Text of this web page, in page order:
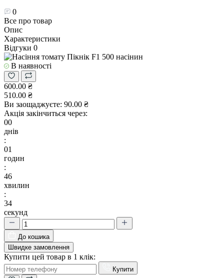
0
Все про товар
Опис
Характеристики
Відгуки 0
В наявності
600.00 ₴
510.00 ₴
Ви заощаджуєте: 90.00 ₴
Акція закінчиться через:
00
днів
:
01
годин
:
46
хвилин
:
34
секунд
До кошика
Швидке замовлення
Купити цей товар в 1 клік:
Купити